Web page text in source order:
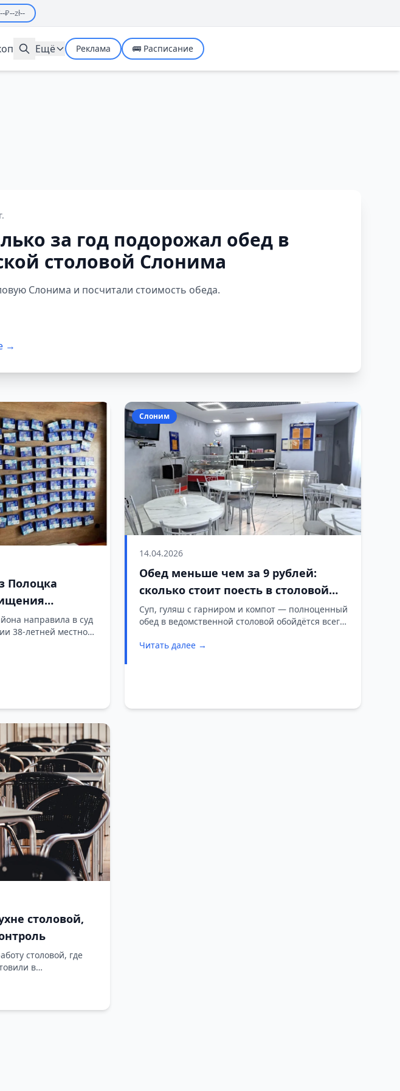
--₽--zł--
Ещё Реклама 🚌 Расписание
за год подорожал обед в
столовой Слонима
Слонима и посчитали стоимость обеда.
→
Полоцка
направила в суд
38-летней местной
присвоении
Слоним
14.04.2026
Обед меньше чем за 9 рублей:
сколько стоит поесть в столовой
«Водоканала» в Слониме
Суп, гуляш с гарниром и компот — полноценный
обед в ведомственной столовой обойдётся всего
апреля и посчитали, во сколько обойдётся
Читать далее →
столовой,
столовой, где
в